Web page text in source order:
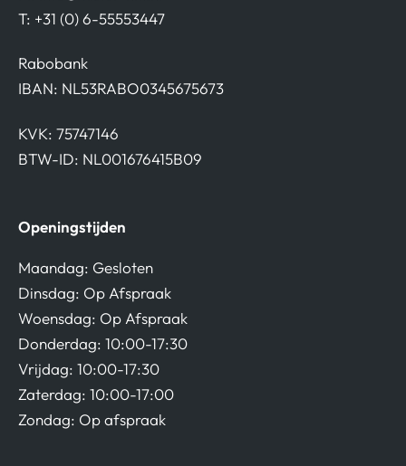
T: +31 (0) 6-55553447
Rabobank
IBAN: NL53RABO0345675673
KVK: 75747146
BTW-ID: NL001676415B09
Openingstijden
Maandag: Gesloten
Dinsdag: Op Afspraak
Woensdag: Op Afspraak
Donderdag: 10:00-17:30
Vrijdag: 10:00-17:30
Zaterdag: 10:00-17:00
Zondag: Op afspraak